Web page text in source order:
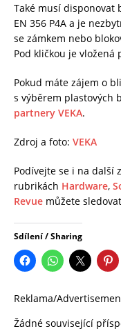
Také musí disponovat
EN 356 P4A a je
se zámkem nebo
Pod kličkou je
Pokud máte zájem o
s výběrem plastových
partnery VEKA.
Zdroj a foto: VEKA
Podívejte se i na další
rubrikách Hardware,
Revue můžete
Sdílení / Sharing
Reklama/
Žádné související